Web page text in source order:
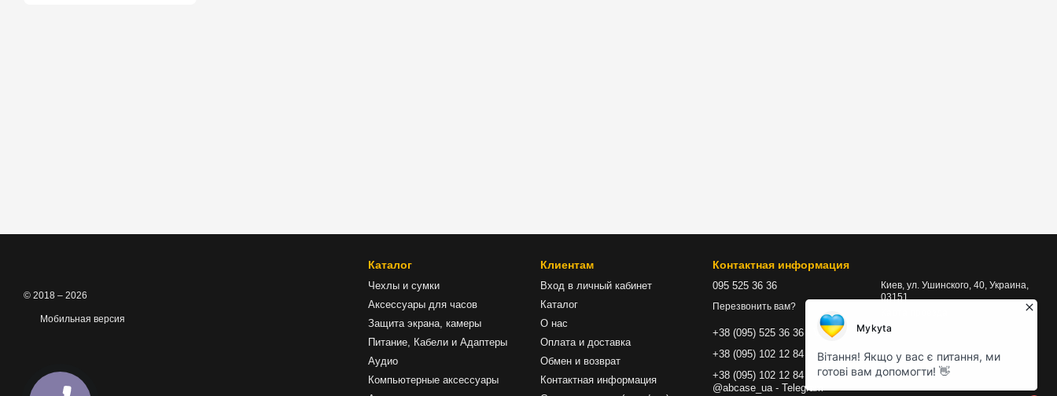
© 2018 – 2026
Мобильная версия
Каталог
Чехлы и сумки
Аксессуары для часов
Защита экрана, камеры
Питание, Кабели и Адаптеры
Аудио
Компьютерные аксессуары
Клиентам
Вход в личный кабинет
Каталог
О нас
Оплата и доставка
Обмен и возврат
Контактная информация
Контактная информация
095 525 36 36
Перезвонить вам?
+38 (095) 525 36 36 - Viber
+38 (095) 102 12 84 - WhatsApp
+38 (095) 102 12 84 |
@abcase_ua - Telegram
Киев, ул. Ушинского, 40, Украина,
03151